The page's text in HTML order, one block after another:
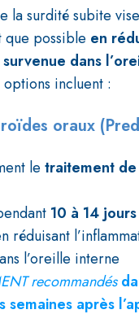
la surdité subite
que possible en
dans
incluent :
oraux
le traitement
10 à 14 jours
réduisant
l’oreille interne
recommandés
semaines après